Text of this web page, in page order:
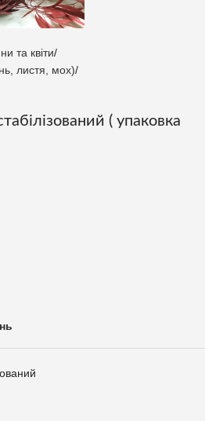
та квіти
листя, мох)
( упаковка